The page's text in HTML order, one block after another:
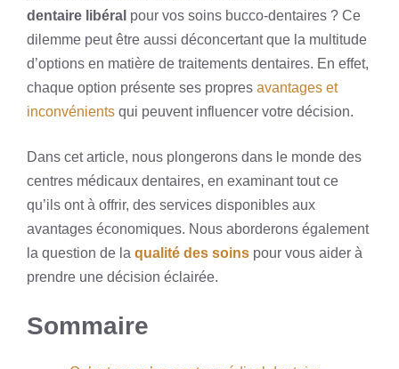
dentaire libéral pour vos soins bucco-dentaires ? Ce
dilemme peut être aussi déconcertant que la multitude
d’options en matière de traitements dentaires. En effet,
chaque option présente ses propres avantages et
inconvénients qui peuvent influencer votre décision.
Dans cet article, nous plongerons dans le monde des
centres médicaux dentaires, en examinant tout ce
qu’ils ont à offrir, des services disponibles aux
avantages économiques. Nous aborderons également
la question de la qualité des soins pour vous aider à
prendre une décision éclairée.
Sommaire